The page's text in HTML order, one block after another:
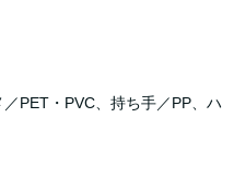
PET・PVC、持ち手／PP、ハ